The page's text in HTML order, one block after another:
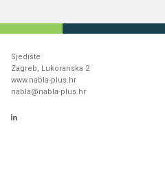
Sjedište
Zagreb, Lukoranska 2
www.nabla-plus.hr
nabla@nabla-plus.hr